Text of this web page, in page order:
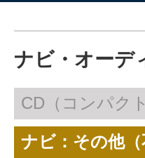
ナビ・オーデ
CD（コンパク
ナビ：その他